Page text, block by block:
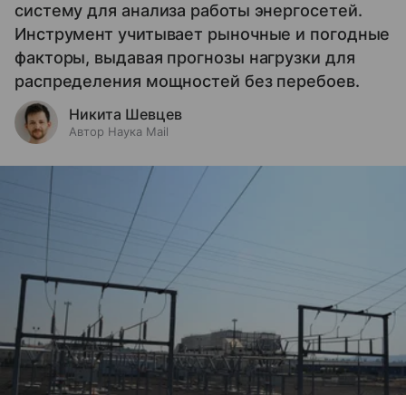
систему для анализа работы энергосетей.
Инструмент учитывает рыночные и погодные
факторы, выдавая прогнозы нагрузки для
распределения мощностей без перебоев.
Никита Шевцев
Автор Наука Mail